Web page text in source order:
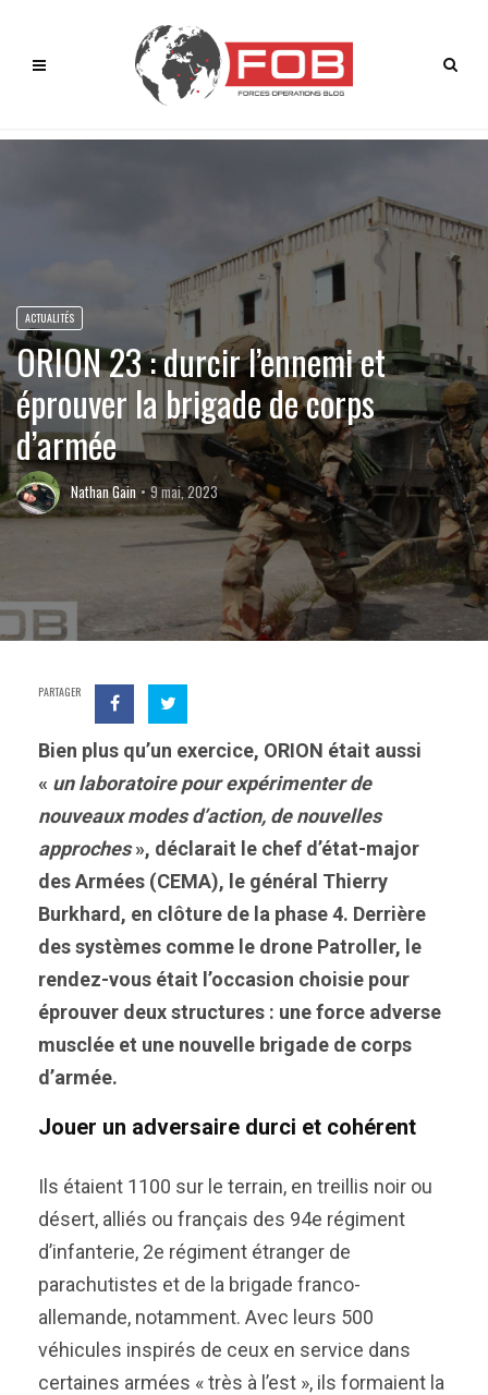
ACTUALITÉS
ORION 23 : durcir l’ennemi et
éprouver la brigade de corps
d’armée
Nathan Gain 9 mai, 2023
PARTAGER
Bien plus qu’un exercice, ORION était aussi
« un laboratoire pour expérimenter de
nouveaux modes d’action, de nouvelles
approches», déclarait le chef d’état-major
des Armées (CEMA), le général Thierry
Burkhard, en clôture de la phase 4. Derrière
des systèmes comme le drone Patroller, le
rendez-vous était l’occasion choisie pour
éprouver deux structures : une force adverse
musclée et une nouvelle brigade de corps
d’armée.
Jouer un adversaire durci et cohérent
Ils étaient 1100 sur le terrain, en treillis noir ou
désert, alliés ou français des 94e régiment
d’infanterie, 2e régiment étranger de
parachutistes et de la brigade franco-
allemande, notamment. Avec leurs 500
véhicules inspirés de ceux en service dans
certaines armées « très à l’est », ils formaient la